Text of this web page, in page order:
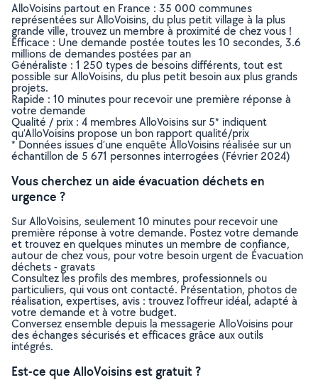
AlloVoisins partout en France : 35 000 communes
représentées sur AlloVoisins, du plus petit village à la plus
grande ville, trouvez un membre à proximité de chez vous !
Efficace : Une demande postée toutes les 10 secondes, 3.6
millions de demandes postées par an
Généraliste : 1 250 types de besoins différents, tout est
possible sur AlloVoisins, du plus petit besoin aux plus grands
projets.
Rapide : 10 minutes pour recevoir une première réponse à
votre demande
Qualité / prix : 4 membres AlloVoisins sur 5* indiquent
qu’AlloVoisins propose un bon rapport qualité/prix
* Données issues d’une enquête AlloVoisins réalisée sur un
échantillon de 5 671 personnes interrogées (Février 2024)
Vous cherchez un aide évacuation déchets en
urgence ?
Sur AlloVoisins, seulement 10 minutes pour recevoir une
première réponse à votre demande. Postez votre demande
et trouvez en quelques minutes un membre de confiance,
autour de chez vous, pour votre besoin urgent de Évacuation
déchets - gravats
Consultez les profils des membres, professionnels ou
particuliers, qui vous ont contacté. Présentation, photos de
réalisation, expertises, avis : trouvez l'offreur idéal, adapté à
votre demande et à votre budget.
Conversez ensemble depuis la messagerie AlloVoisins pour
des échanges sécurisés et efficaces grâce aux outils
intégrés.
Est-ce que AlloVoisins est gratuit ?